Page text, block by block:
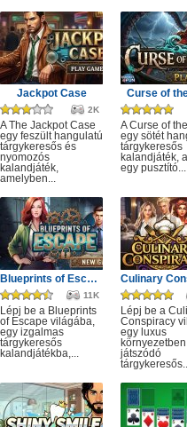
Jackpot Case
2K
A The Jackpot Case
egy feszült hangulatú
tárgykeresős és
nyomozós
kalandjáték,
amelyben...
Curse of
A Curse of
egy sötét
tárgykeresős
kalandjáték,
egy pusztító...
Blueprints of Escape
11K
Lépj be a Blueprints
of Escape világába,
egy izgalmas
tárgykeresős
kalandjátékba,...
Lépj be a
Conspiracy
egy luxus
környezetben
játszódó